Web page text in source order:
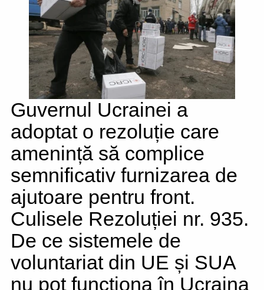
Guvernul Ucrainei a
adoptat o rezoluție care
amenință să complice
semnificativ furnizarea de
ajutoare pentru front.
Culisele Rezoluției nr. 935.
De ce sistemele de
voluntariat din UE și SUA
nu pot funcționa în Ucraina